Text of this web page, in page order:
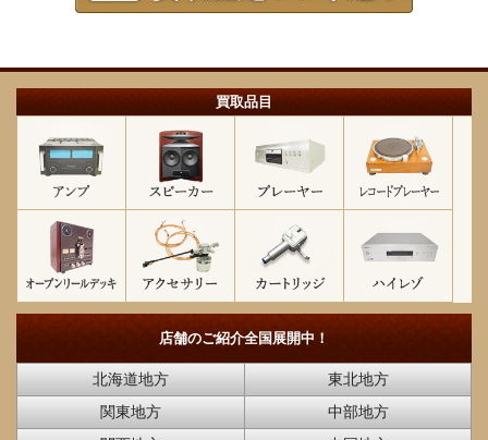
買取品目
店舗のご紹介全国展開中！
北海道地方
東北地方
関東地方
中部地方